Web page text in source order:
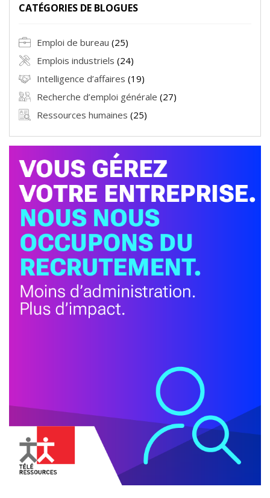
CATÉGORIES DE BLOGUES
Emploi de bureau (25)
Emplois industriels (24)
Intelligence d’affaires (19)
Recherche d’emploi générale (27)
Ressources humaines (25)